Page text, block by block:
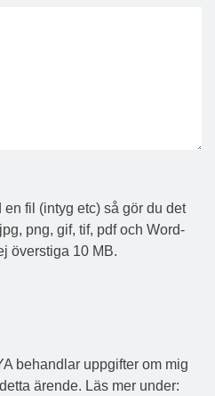
fil (intyg etc) så gör du det
png, gif, tif, pdf och Word-
överstiga 10 MB.
behandlar uppgifter om mig
ärende. Läs mer under: